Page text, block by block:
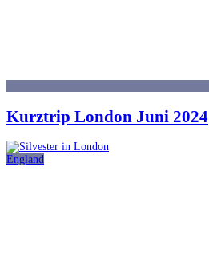
Kurztrip London Juni 2024
England